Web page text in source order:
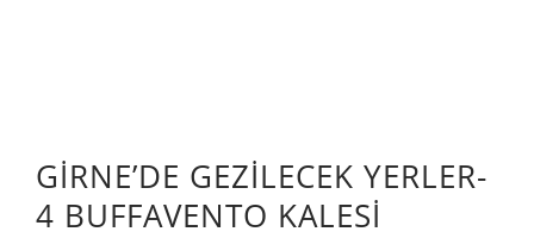
GİRNE’DE GEZİLECEK YERLER-
4 BUFFAVENTO KALESİ